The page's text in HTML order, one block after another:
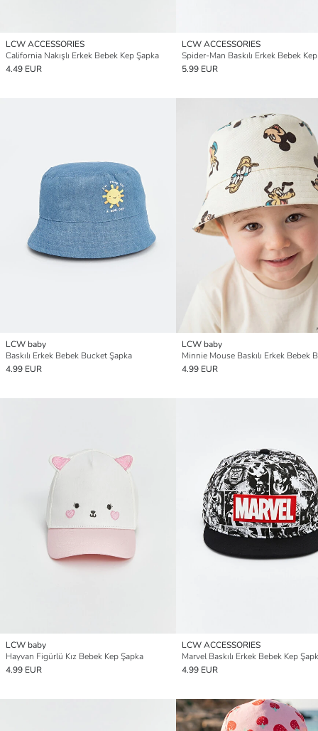
LCW ACCESSORIES
California Nakışlı Erkek Bebek Kep Şapka
4.49 EUR
LCW ACCESSORIES
Spider-Man Baskılı Erkek Bebek
5.99 EUR
LCW baby
Baskılı Erkek Bebek Bucket Şapka
4.99 EUR
LCW baby
4.99 EUR
LCW baby
Hayvan Figürlü Kız Bebek Kep Şapka
4.99 EUR
LCW ACCESSORIES
Marvel Baskılı Erkek Bebek Kep
4.99 EUR